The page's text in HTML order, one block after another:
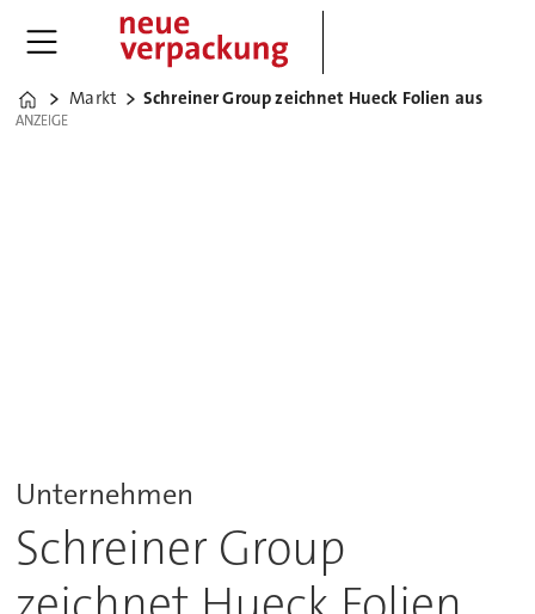
Home
Markt Schreiner Group zeichnet Hueck Folien aus
ANZEIGE
ANZEIGE
Unternehmen
Schreiner Group